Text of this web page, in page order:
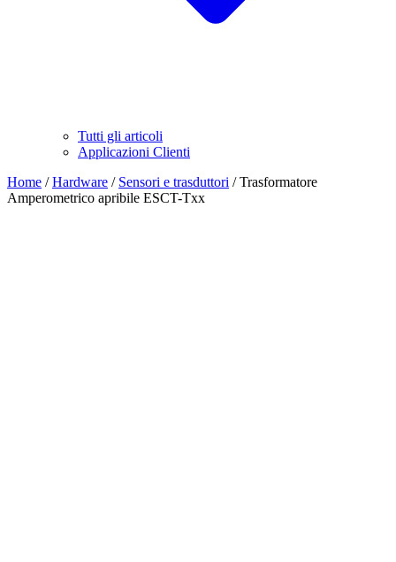
Tutti gli articoli
Applicazioni Clienti
Home /Hardware / Sensori e trasduttori / Trasformatore
Amperometrico apribile ESCT-Txx